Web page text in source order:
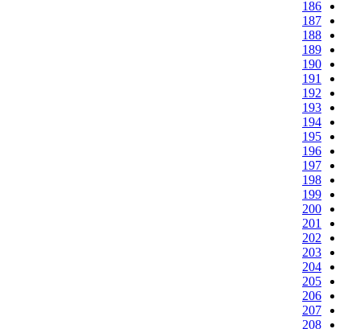
186
187
188
189
190
191
192
193
194
195
196
197
198
199
200
201
202
203
204
205
206
207
208